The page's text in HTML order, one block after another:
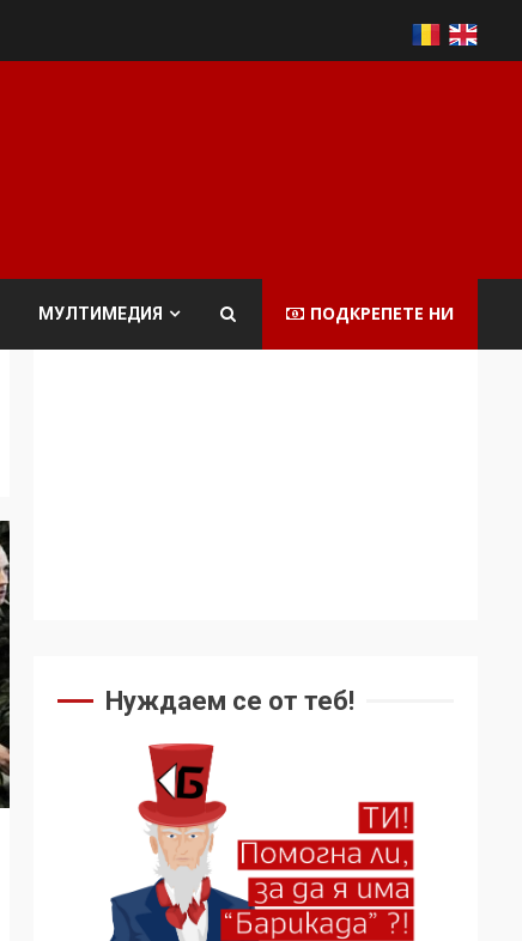
МУЛТИМЕДИЯ ПОДКРЕПЕТЕ НИ
Нуждаем се от теб!